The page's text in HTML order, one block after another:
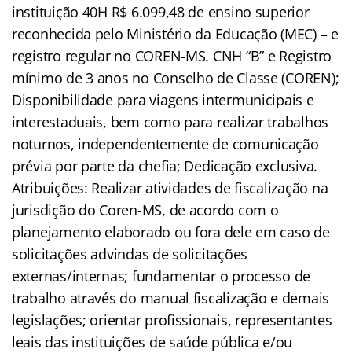
instituição 40H R$ 6.099,48 de ensino superior
reconhecida pelo Ministério da Educação (MEC) – e
registro regular no COREN-MS. CNH “B” e Registro
mínimo de 3 anos no Conselho de Classe (COREN);
Disponibilidade para viagens intermunicipais e
interestaduais, bem como para realizar trabalhos
noturnos, independentemente de comunicação
prévia por parte da chefia; Dedicação exclusiva.
Atribuições: Realizar atividades de fiscalização na
jurisdição do Coren-MS, de acordo com o
planejamento elaborado ou fora dele em caso de
solicitações advindas de solicitações
externas/internas; fundamentar o processo de
trabalho através do manual fiscalização e demais
legislações; orientar profissionais, representantes
leais das instituições de saúde pública e/ou